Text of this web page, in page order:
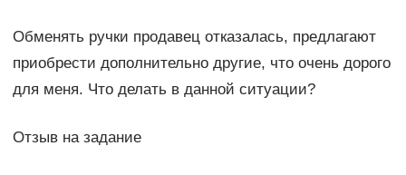
Обменять ручки продавец отказалась, предлагают
приобрести дополнительно другие, что очень дорого
для меня. Что делать в данной ситуации?
Отзыв на задание